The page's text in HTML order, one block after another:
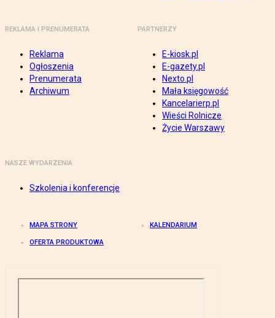
REKLAMA I PRENUMERATA
Reklama
Ogłoszenia
Prenumerata
Archiwum
PARTNERZY
E-kiosk.pl
E-gazety.pl
Nexto.pl
Mała księgowość
Kancelarierp.pl
Wieści Rolnicze
Życie Warszawy
NASZE WYDARZENIA
Szkolenia i konferencje
MAPA STRONY KALENDARIUM
OFERTA PRODUKTOWA